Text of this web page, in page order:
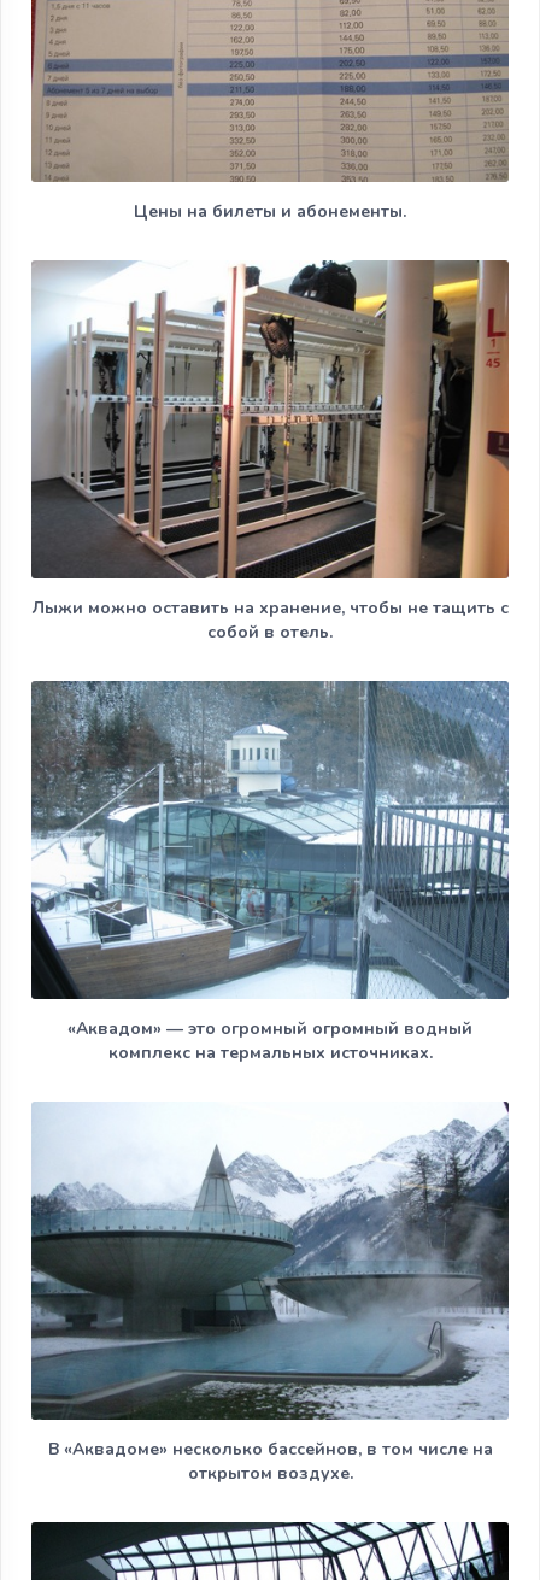
Цены на билеты и абонементы.
Лыжи можно оставить на хранение, чтобы не тащить с
собой в отель.
«Аквадом» — это огромный огромный водный
комплекс на термальных источниках.
В «Аквадоме» несколько бассейнов, в том числе на
открытом воздухе.